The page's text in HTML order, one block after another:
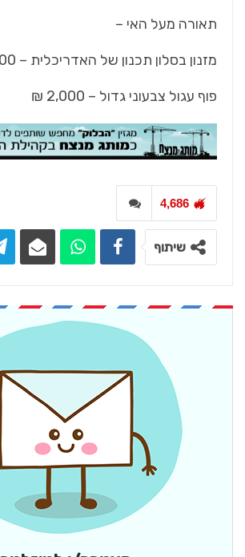
תאורה מעל האי –
מזנון בסלון תכנון של האדריכלית – 10,000 ₪
פוף עגול צבעוני גדול – 2,000 ₪
4,686
שיתוף